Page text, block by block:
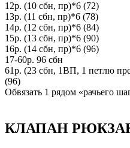
12р. (10 сбн, пр)*6 (72)
13р. (11 сбн, пр)*6 (78)
14р. (12 сбн, пр)*6 (84)
15р. (13 сбн, пр)*6 (90)
16р. (14 сбн, пр)*6 (96)
17-60р. 96 сбн
61р. (23 сбн, 1ВП, 1 петлю
(96)
Обвязать 1 рядом «рачьего
КЛАПАН